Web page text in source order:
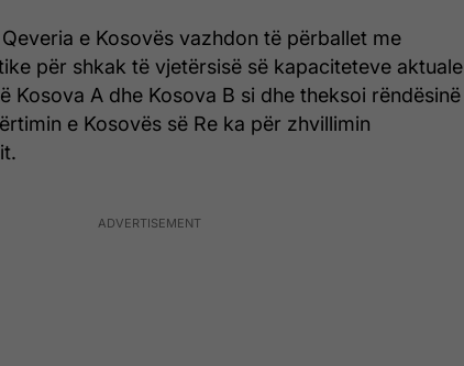
e Kosovës vazhdon të përballet me
për shkak të vjetërsisë së kapaciteteve aktuale
Kosova A dhe Kosova B si dhe theksoi rëndësinë
e Kosovës së Re ka për zhvillimin